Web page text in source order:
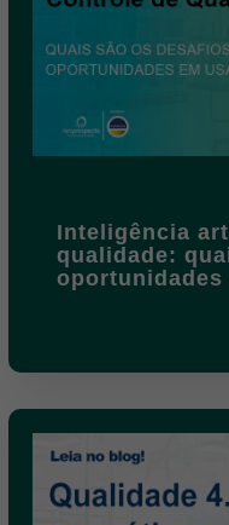
Inteligência
qualidade:
oportunidades